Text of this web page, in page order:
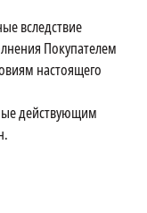
вследствие
Покупателем
настоящего
действующим